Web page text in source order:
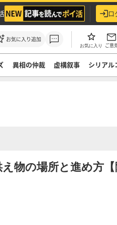
ロ
お気に入り追加
お気に入り ご意
異相の仲裁 虚構叙事 シリアル
物の場所と進め方